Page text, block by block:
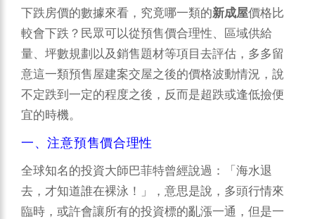
下跌房價的數據來看，究竟哪一類的新成屋價格比
較會下跌？民眾可以從預售價合理性、區域供給
量、坪數規劃以及銷售題材等項目去評估，多多留
意這一類預售屋建案交屋之後的價格波動情況，說
不定跌到一定的程度之後，反而是超跌或逢低撿便
宜的時機。
一、注意預售價合理性
全球知名的投資大師巴菲特曾經說過：「海水退
去，才知道誰在裸泳！」，意思是說，多頭行情來
臨時，或許會讓所有的投資標的亂漲一通，但是一